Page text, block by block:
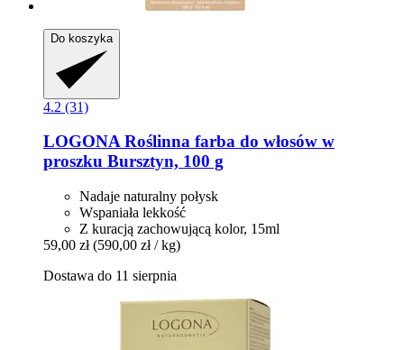
Do koszyka
4.2 (31)
LOGONARoślinna farba do włosów w
proszku Bursztyn, 100 g
Nadaje naturalny połysk
Wspaniała lekkość
Z kuracją zachowującą kolor, 15ml
59,00 zł (590,00 zł / kg)
Dostawa do 11 sierpnia